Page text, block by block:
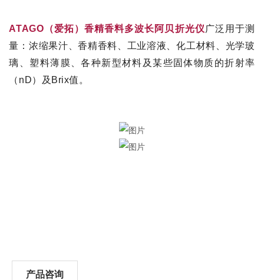
ATAGO （爱拓）香精香料多波长阿贝折光仪 广泛用于测
量：浓缩果汁、香精香料、工业溶液、化工材料、光学玻
璃、塑料薄膜、各种新型材料及某些固体物质的折射率
（ nD）及 Brix值。
产品咨询